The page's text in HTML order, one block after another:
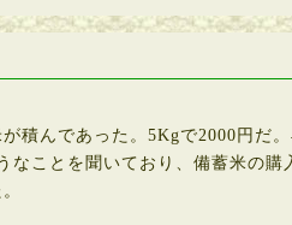
積んであった。5Kgで2000円だ
なことを聞いており、備蓄米の